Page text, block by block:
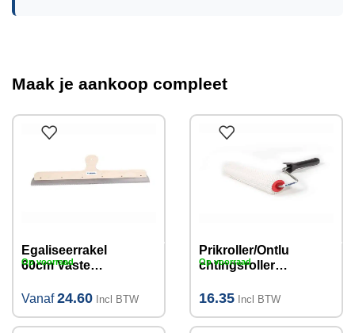
Maak je aankoop compleet
Egaliseerrakel
60cm Vaste
(verschillende
Vanaf24.60 Incl BTW
Op voorraad
Prikroller/Ontlu
chtingsroller
pinhoogte
16.35 Incl BTW
Op voorraad